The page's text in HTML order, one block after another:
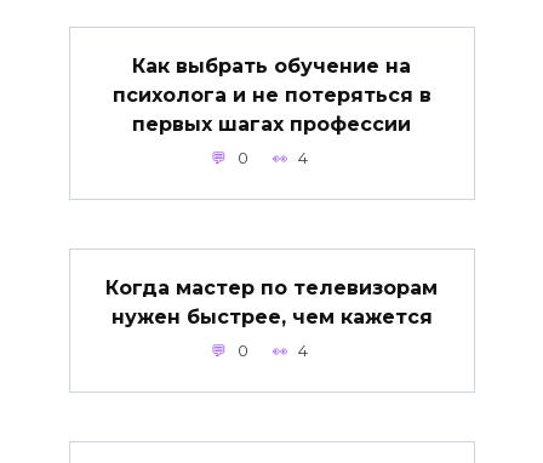
Как выбрать обучение на
психолога и не потеряться в
первых шагах профессии
0 4
Когда мастер по телевизорам
нужен быстрее, чем кажется
0 4